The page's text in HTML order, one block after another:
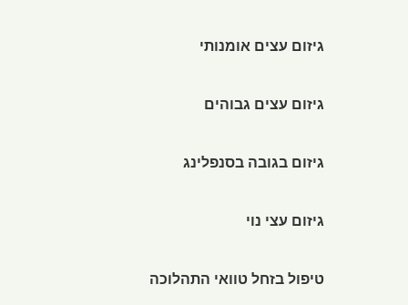
גיזום עצים אומנותי
גיזום עצים גבוהים
גיזום בגובה בסנפלינג
גיזום עצי נוי
טיפול בזחל טוואי התהלוכה